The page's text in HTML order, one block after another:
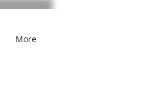
More